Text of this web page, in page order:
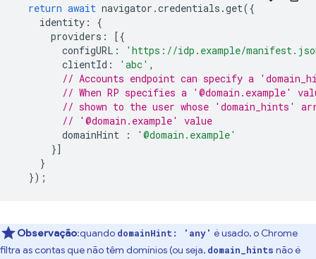
return await navigator .credentials .get({
identity :
{
providers :
[{
configURL :
'https://idp.example/
clientId : 'abc' ,
// Accounts endpoint can specify a
// When RP specifies a '@domain.example'
// shown to the user whose 'domain_hints'
// '@domain.example' value
domainHint
:
'@domain.example'
}]
}
});
Observação:quando domainHint: 'any' é usado, o Chrome
filtra as contas que não têm domínios (ou seja, domain_hints não é